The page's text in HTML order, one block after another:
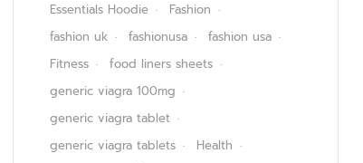
Essentials Hoodie
Fashion
fashion uk
fashionusa
fashion usa
Fitness
food liners sheets
generic viagra 100mg
generic viagra tablet
generic viagra tablets
Health